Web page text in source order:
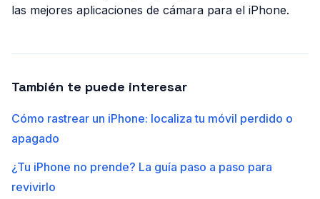
las mejores aplicaciones de cámara para el iPhone.
También te puede interesar
Cómo rastrear un iPhone: localiza tu móvil perdido o
apagado
¿Tu iPhone no prende? La guía paso a paso para
revivirlo